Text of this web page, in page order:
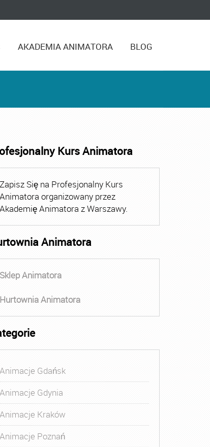
AKADEMIA ANIMATORA BLOG
Animatora Czasu Wolnego Warszawa
Kurs Animatora
Zapisz Się na Profesjonalny Kurs
Animatora organizowany przez
Akademię Animatora z Warszawy.
Animatora
Sklep Animatora
Hurtownia Animatora
Animacje Gdańsk
Animacje Gdynia
Animacje Kraków
Animacje Poznań